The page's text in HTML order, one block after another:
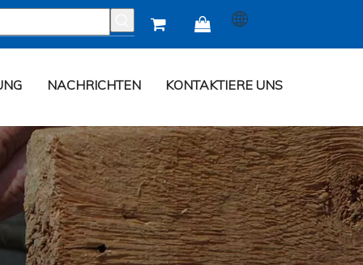
 
NACHRICHTEN KONTAKTIERE UNS